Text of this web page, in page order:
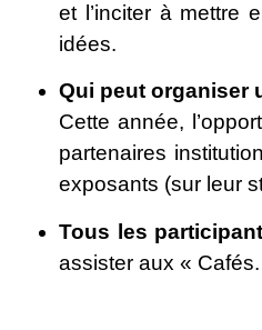
et l’inciter à mettre
idées.
Qui peut organiser
Cette année,
partenaires
exposants (sur leur
Tous les
assister aux «